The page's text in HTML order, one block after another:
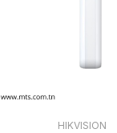
HIKVISION